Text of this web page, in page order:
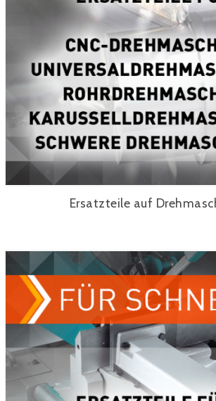
Ersatzteile auf